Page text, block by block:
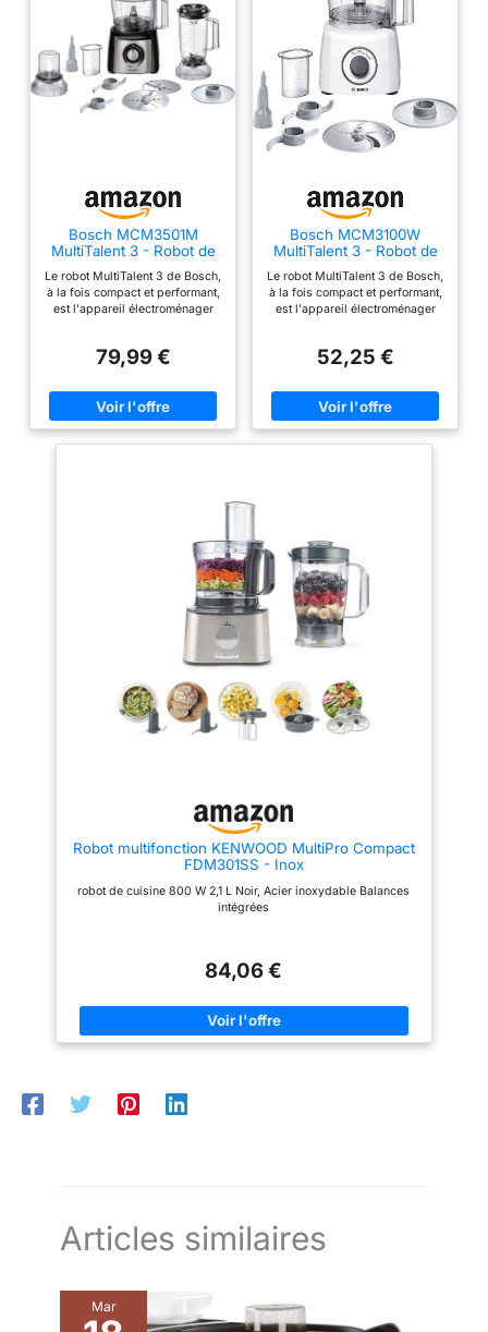
puissants : le kit
comprend un outil pour
mixer et mélanger, un
accessoire pour hacher
la viande et un
accessoire pour couper
les légumes. Comprend :
MD12600, bol en acier
inoxydable, protection
anti-éclaboussures, set
d'accessoires pour
hachoir à viande, guide
de démarrage rapide
Bosch MCM3501M
MultiTalent 3 - Robot de
Blender
Le robot MultiTalent 3 de Bosch,
à la fois compact et performant,
est l'appareil électroménager
recettes, même les plus
polyvalent : le robot est doté de
plus de 50 fonctions dont
fouetter, mélanger, battre, mixer,
MultiLevel6 doté de 3 doubles
lames La grande capacité du
bol de 2,3 L permet de préparer
jusqu'à 0,8 kg de pâte à gâteau
/ Mini-hachoir avec 4 lames
inox pour hacher des petites
quantités de viande Livraison : 1
x Bosch MultiTalent 3 robot de
cuisine / Robot multifonctions
pour réaliser plus de 50 tâches
différentes / Avec accessoires
de série / Couleur : Noir/Inox
brossé
79,99 €
Bosch MCM3100W
MultiTalent 3 - Robot de
Le robot MultiTalent 3 de Bosch,
à la fois compact et performant,
est l'appareil électroménager
recettes, même les plus
extrêmement compact le rend
adapté même aux cuisines les
plus petites / Installation facile
puissance de 800 W La grande
capacité du bol de 2,3 L permet
de préparer jusqu'à 0,8 kg de
pâte à gâteau ; Couteau
multifonctions inox et disque
réversible pour râper et émincer
Livraison : 1 x Bosch MultiTalent
3 robot de cuisine ; Robot
multifonctions pour réaliser plus
de 20 tâches différentes ; Avec
accessoires de série ; Couleur :
Blanc/Gris
52,25 €
Robot multifonction KENWOOD MultiPro Compact
FDM301SS - Inox
robot de cuisine 800 W 2,1 L Noir, Acier inoxydable Balances
intégrées
84,06 €
Articles similaires
Mar